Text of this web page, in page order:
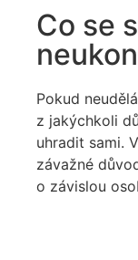
Co se
Pokud
z jakýchkoli
uhradit sami.
závažné
o závislou